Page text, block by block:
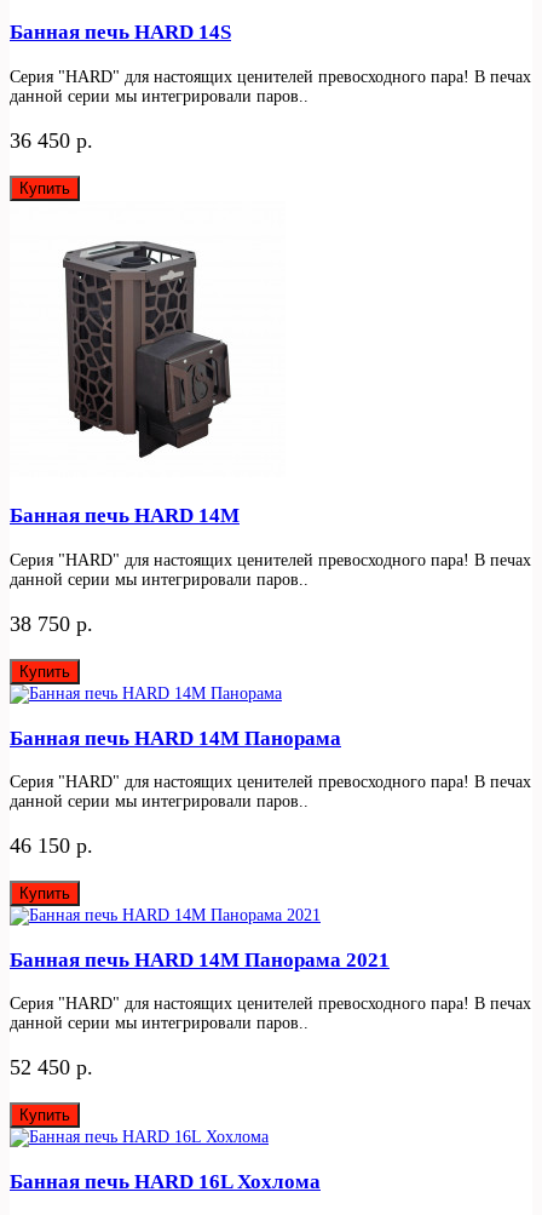
Банная печь HARD 14S
Серия "HARD" для настоящих ценителей превосходного пара! В печах
данной серии мы интегрировали паров..
36 450 р.
Купить
Банная печь HARD 14М
Серия "HARD" для настоящих ценителей превосходного пара! В печах
данной серии мы интегрировали паров..
38 750 р.
Купить
Банная печь HARD 14М Панорама
Серия "HARD" для настоящих ценителей превосходного пара! В печах
данной серии мы интегрировали паров..
46 150 р.
Купить
Банная печь HARD 14М Панорама 2021
Серия "HARD" для настоящих ценителей превосходного пара! В печах
данной серии мы интегрировали паров..
52 450 р.
Купить
Банная печь HARD 16L Хохлома